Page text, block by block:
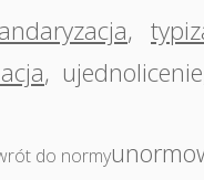
,
, ujednolicenie
do normy